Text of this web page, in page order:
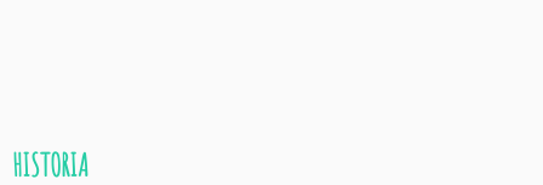
HISTORIA